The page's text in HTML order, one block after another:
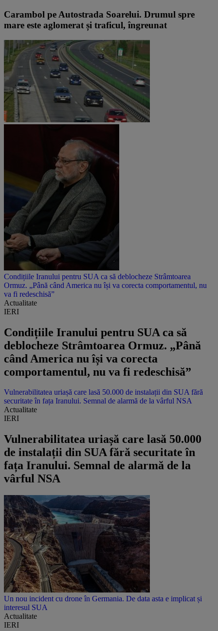
Carambol pe Autostrada Soarelui. Drumul spre
mare este aglomerat și traficul, îngreunat
Condițiile Iranului pentru SUA ca să deblocheze Strâmtoarea
Ormuz. „Până când America nu își va corecta comportamentul, nu
va fi redeschisă”
Actualitate
IERI
Condițiile Iranului pentru SUA ca să
deblocheze Strâmtoarea Ormuz. „Până
când America nu își va corecta
comportamentul, nu va fi redeschisă”
Vulnerabilitatea uriașă care lasă 50.000 de instalații din SUA fără
securitate în fața Iranului. Semnal de alarmă de la vârful NSA
Actualitate
IERI
Vulnerabilitatea uriașă care lasă 50.000
de instalații din SUA fără securitate în
fața Iranului. Semnal de alarmă de la
vârful NSA
Un nou incident cu drone în Germania. De data asta e implicat și
interesul SUA
Actualitate
IERI